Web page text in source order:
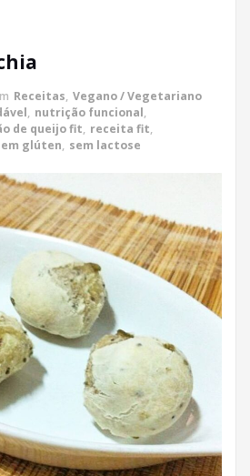
Receitas, Vegano / Vegetariano
, nutrição funcional,
de queijo fit, receita fit,
glúten, sem lactose